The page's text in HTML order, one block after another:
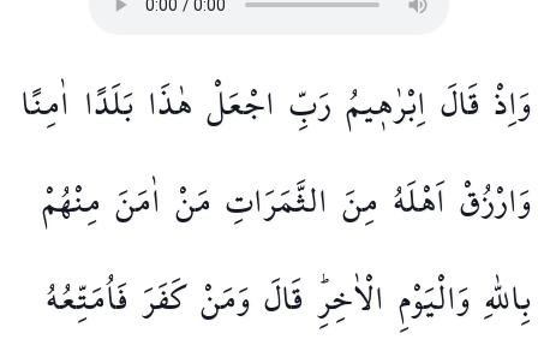
وَاِذْ قَالَاِبْرٰه۪يمُ رَبِّ اجْعَلْ هٰذَا بَلَدًا اٰمِنًا
وَارْزُقْاَهْلَهُ مِنَ الثَّمَرَاتِ مَنْ اٰمَنَ مِنْهُمْ
بِاللّٰهِوَالْيَوْمِ الْاٰخِرِۜ قَالَوَمَنْكَفَرَفَاُمَتِّعُهُ